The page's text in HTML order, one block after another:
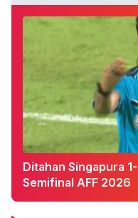
Ditahan Singapura
Semifinal AFF 2026